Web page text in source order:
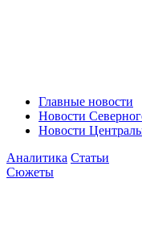
Главные новости
Новости
Новости
Аналитика Статьи
Сюжеты